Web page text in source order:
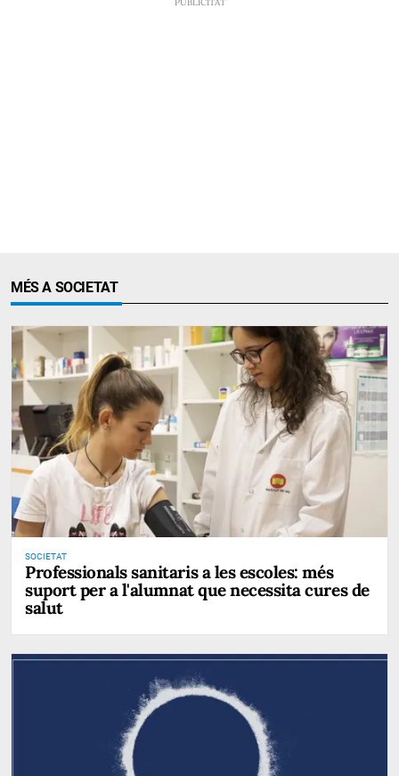
MÉS A SOCIETAT
SOCIETAT
Professionals sanitaris a les escoles: més
suport per a l'alumnat que necessita cures de
salut